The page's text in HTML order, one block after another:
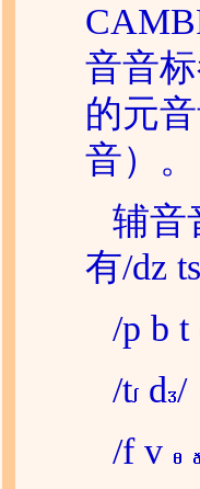
音音标
的元
音）。
辅音
有/dz
/p b t
/td /
/f v